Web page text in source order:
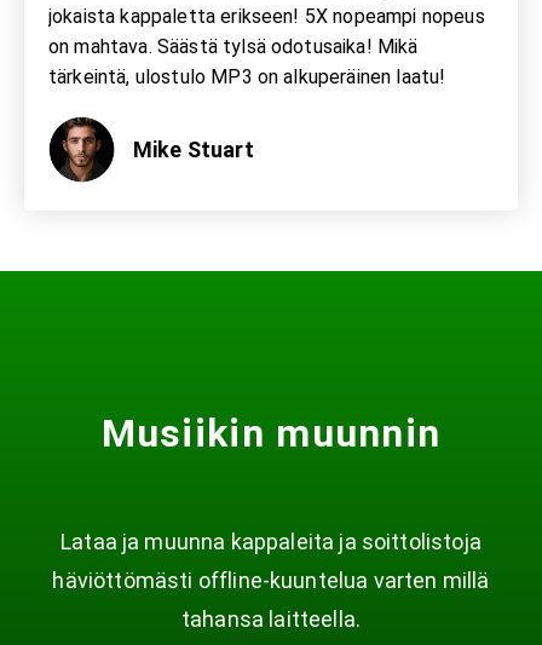
jokaista kappaletta erikseen! 5X nopeampi nopeus
on mahtava. Säästä tylsä ​​odotusaika! Mikä
tärkeintä, ulostulo MP3 on alkuperäinen laatu!
Mike Stuart
Musiikin muunnin
Lataa ja muunna kappaleita ja soittolistoja
häviöttömästi offline-kuuntelua varten millä
tahansa laitteella.